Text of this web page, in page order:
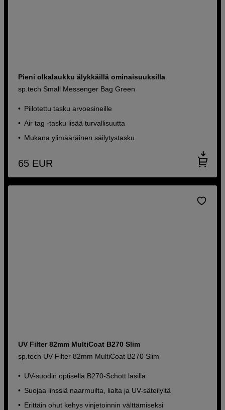
Pieni olkalaukku älykkäillä ominaisuuksilla
sp.tech Small Messenger Bag Green
Piilotettu tasku arvoesineille
Air tag -tasku lisää turvallisuutta
Mukana ylimääräinen säilytystasku
65 EUR
UV Filter 82mm MultiCoat B270 Slim
sp.tech UV Filter 82mm MultiCoat B270 Slim
UV-suodin optisella B270-Schott lasilla
Suojaa linssiä naarmuilta, lialta ja UV-säteilyltä
Erittäin ohut kehys vinjetoinnin välttämiseksi